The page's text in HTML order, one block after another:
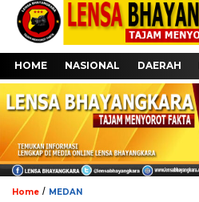
HOME NASIONAL DAERAH
Home / MEDAN